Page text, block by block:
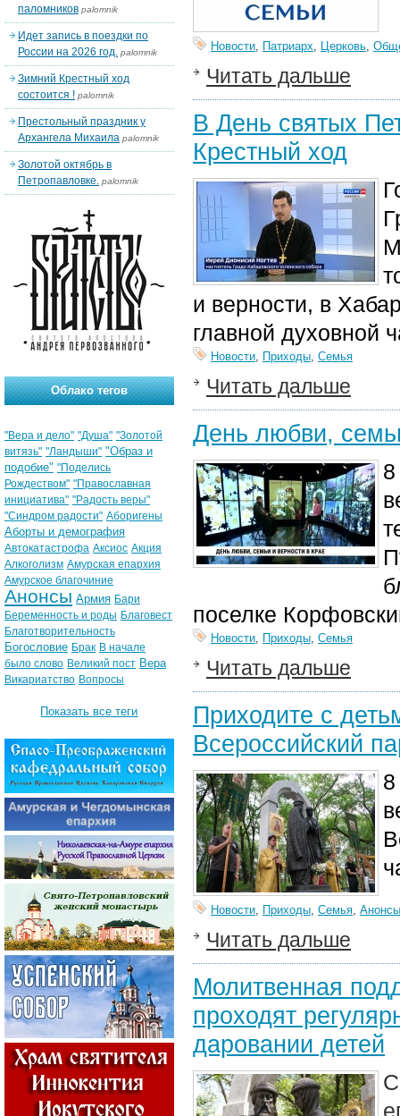
Новости, Патриарх, Церковь,
Читать дальше
В День святых
Крестный ход
и верности, в
главной духовной
Новости, Приходы, Семья
Читать дальше
День любви,
поселке
Новости, Приходы, Семья
Читать дальше
Приходите с
Всероссийский
Новости, Приходы, Семья, Анонсы
Читать дальше
Молитвенная
проходят
даровании детей
паломников palomnik
Идет запись в поездки по
России на 2026 год. palomnik
Зимний Крестный ход
состоится ! palomnik
Престольный праздник у
Архангела Михаила palomnik
Золотой октябрь в
Петропавловке. palomnik
Облако тегов
"Вера и дело" "Душа" "Золотой
витязь" "Ландыши" "Образ и
подобие" "Поделись
Рождеством" "Православная
инициатива" "Радость веры"
"Синдром радости" Аборигены
Аборты и демография
Автокатастрофа Аксиос Акция
Алкоголизм Амурская епархия
Амурское благочиние
Анонсы Армия Бари
Беременность и роды Благовест
Благотворительность
Богословие Брак В начале
было слово Великий пост Вера
Викариатство Вопросы
Показать все теги